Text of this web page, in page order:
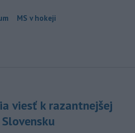
MS v hokeji
viesť k razantnejšej